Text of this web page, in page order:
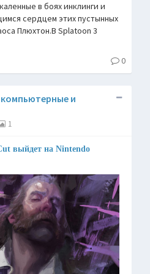
в боях инклинги и
сердцем этих пустынных
Плюхтон.В Splatoon 3
0
и
1
выйдет на Nintendo